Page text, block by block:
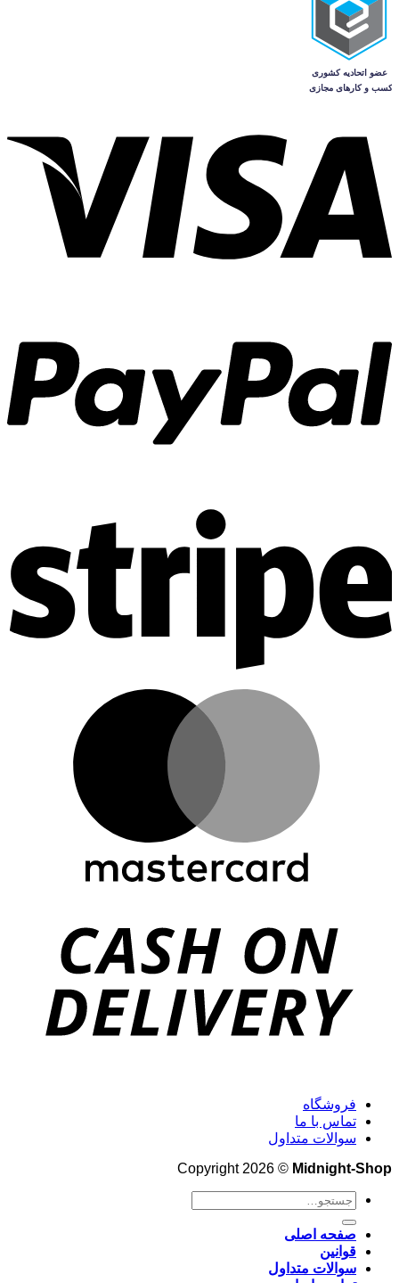
فروشگاه
تماس با ما
سوالات متداول
Copyright 2026 © Midnight-Shop
جستجو
صفحه اصلی
قوانین
سوالات متداول